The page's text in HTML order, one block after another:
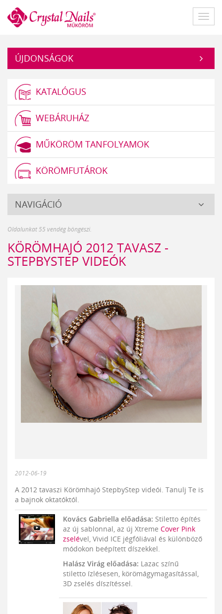
Műköröm
ÚJDONSÁGOK
KATALÓGUS
WEBÁRUHÁZ
MŰKÖRÖM TANFOLYAMOK
KÖRÖMFUTÁROK
Crystal
NAVIGÁCIÓ
Oldalunkat 55 vendég böngészi.
KÖRÖMHAJÓ 2012 TAVASZ -
STEPBYSTEP VIDEÓK
2012-06-19
A 2012 tavaszi Körömhajó StepbyStep videói. Tanulj Te is
a bajnok oktatóktól.
Kovács Gabriella előadása: Stiletto építés
az új sablonnal, az új Xtreme Cover Pink
zselével, Vivid ICE jégfóliával és különböző
módokon beépített díszekkel.
Halász Virág előadása: Lazac színű
stiletto ízlésesen, körömágymagasítással,
3D zselés díszítéssel.